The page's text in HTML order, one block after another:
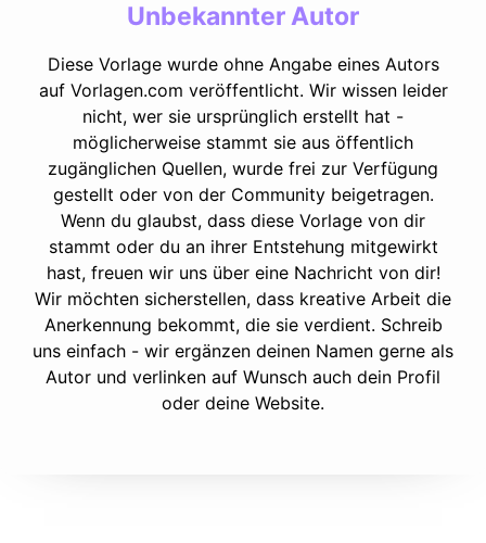
Unbekannter Autor
Diese Vorlage wurde ohne Angabe eines Autors
auf Vorlagen.com veröffentlicht. Wir wissen leider
nicht, wer sie ursprünglich erstellt hat -
möglicherweise stammt sie aus öffentlich
zugänglichen Quellen, wurde frei zur Verfügung
gestellt oder von der Community beigetragen.
Wenn du glaubst, dass diese Vorlage von dir
stammt oder du an ihrer Entstehung mitgewirkt
hast, freuen wir uns über eine Nachricht von dir!
Wir möchten sicherstellen, dass kreative Arbeit die
Anerkennung bekommt, die sie verdient. Schreib
uns einfach - wir ergänzen deinen Namen gerne als
Autor und verlinken auf Wunsch auch dein Profil
oder deine Website.